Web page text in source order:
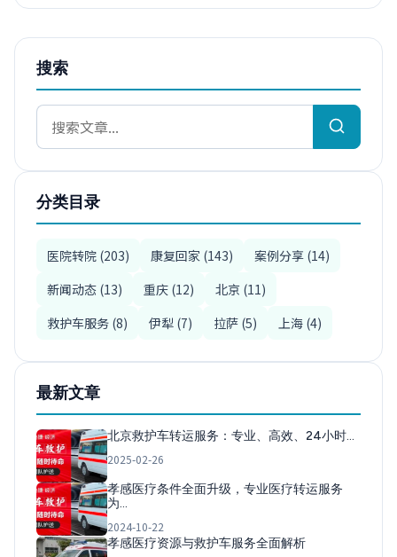
搜索
分类目录
医院转院 (203) 康复回家 (143)
案例分享 (14)
新闻动态 (13)
重庆 (12)
北京 (11)
救护车服务 (8)
伊犁 (7) 拉萨 (5) 上海 (4)
最新文章
北京救护车转运服务：专业、高效、24小时…
2025-02-26
孝感医疗条件全面升级，专业医疗转运服务
为…
2024-10-22
孝感医疗资源与救护车服务全面解析